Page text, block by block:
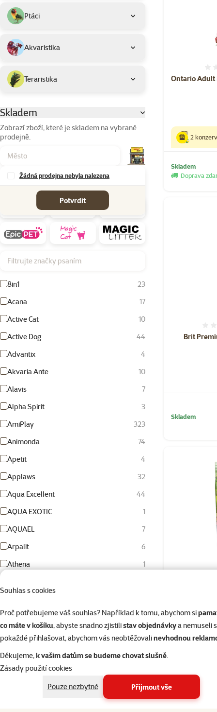
Souhlas s cookies
Proč potřebujeme váš souhlas? Například k tomu, abychom si
co máte v košíku, abyste snadno zjistilistav objednávkya nemuseli
pokaždé přihlašovat, abychom vás neobtěžovalinevhodnou
Děkujeme,k vašim datům se budeme chovat slušně.
Zásady použití cookies
Pouze nezbytné
Přijmout vše
Ptáci
Akvaristika
Teraristika
Parametrický filtr
Skladem
Zobrazí zboží, které je skladem na vybrané
prodejně.
Žádná prodejna nebyla nalezena
Potvrdit
Filtrujte značky psaním
8in1
23
Acana
17
Active Cat
10
Active Dog
44
Advantix
4
Akvaria Ante
10
Alavis
7
Alpha Spirit
3
AmiPlay
323
Animonda
74
Apetit
4
Applaws
32
Aqua Excellent
44
AQUA EXOTIC
1
AQUAEL
7
Arpalit
6
Athena
1
BaF
164
Bakker
BE-MI
1
Beaphar
8
14
Ontario Adult
2
Skladem
Doprava
Brit
Skladem
Ontario
Kupte
Skladem